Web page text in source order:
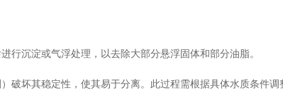
行沉淀或气浮处理，以去除大部分悬浮固体和部分油脂。
破坏其稳定性，使其易于分离。此过程需根据具体水质条件调